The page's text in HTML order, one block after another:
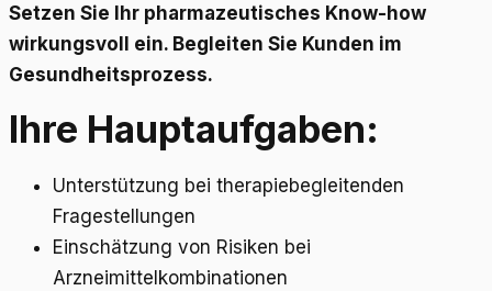
Setzen Sie Ihr pharmazeutisches Know-how
wirkungsvoll ein. Begleiten Sie Kunden im
Gesundheitsprozess.
Ihre Hauptaufgaben:
Unterstützung bei therapiebegleitenden
Fragestellungen
Einschätzung von Risiken bei
Arzneimittelkombinationen